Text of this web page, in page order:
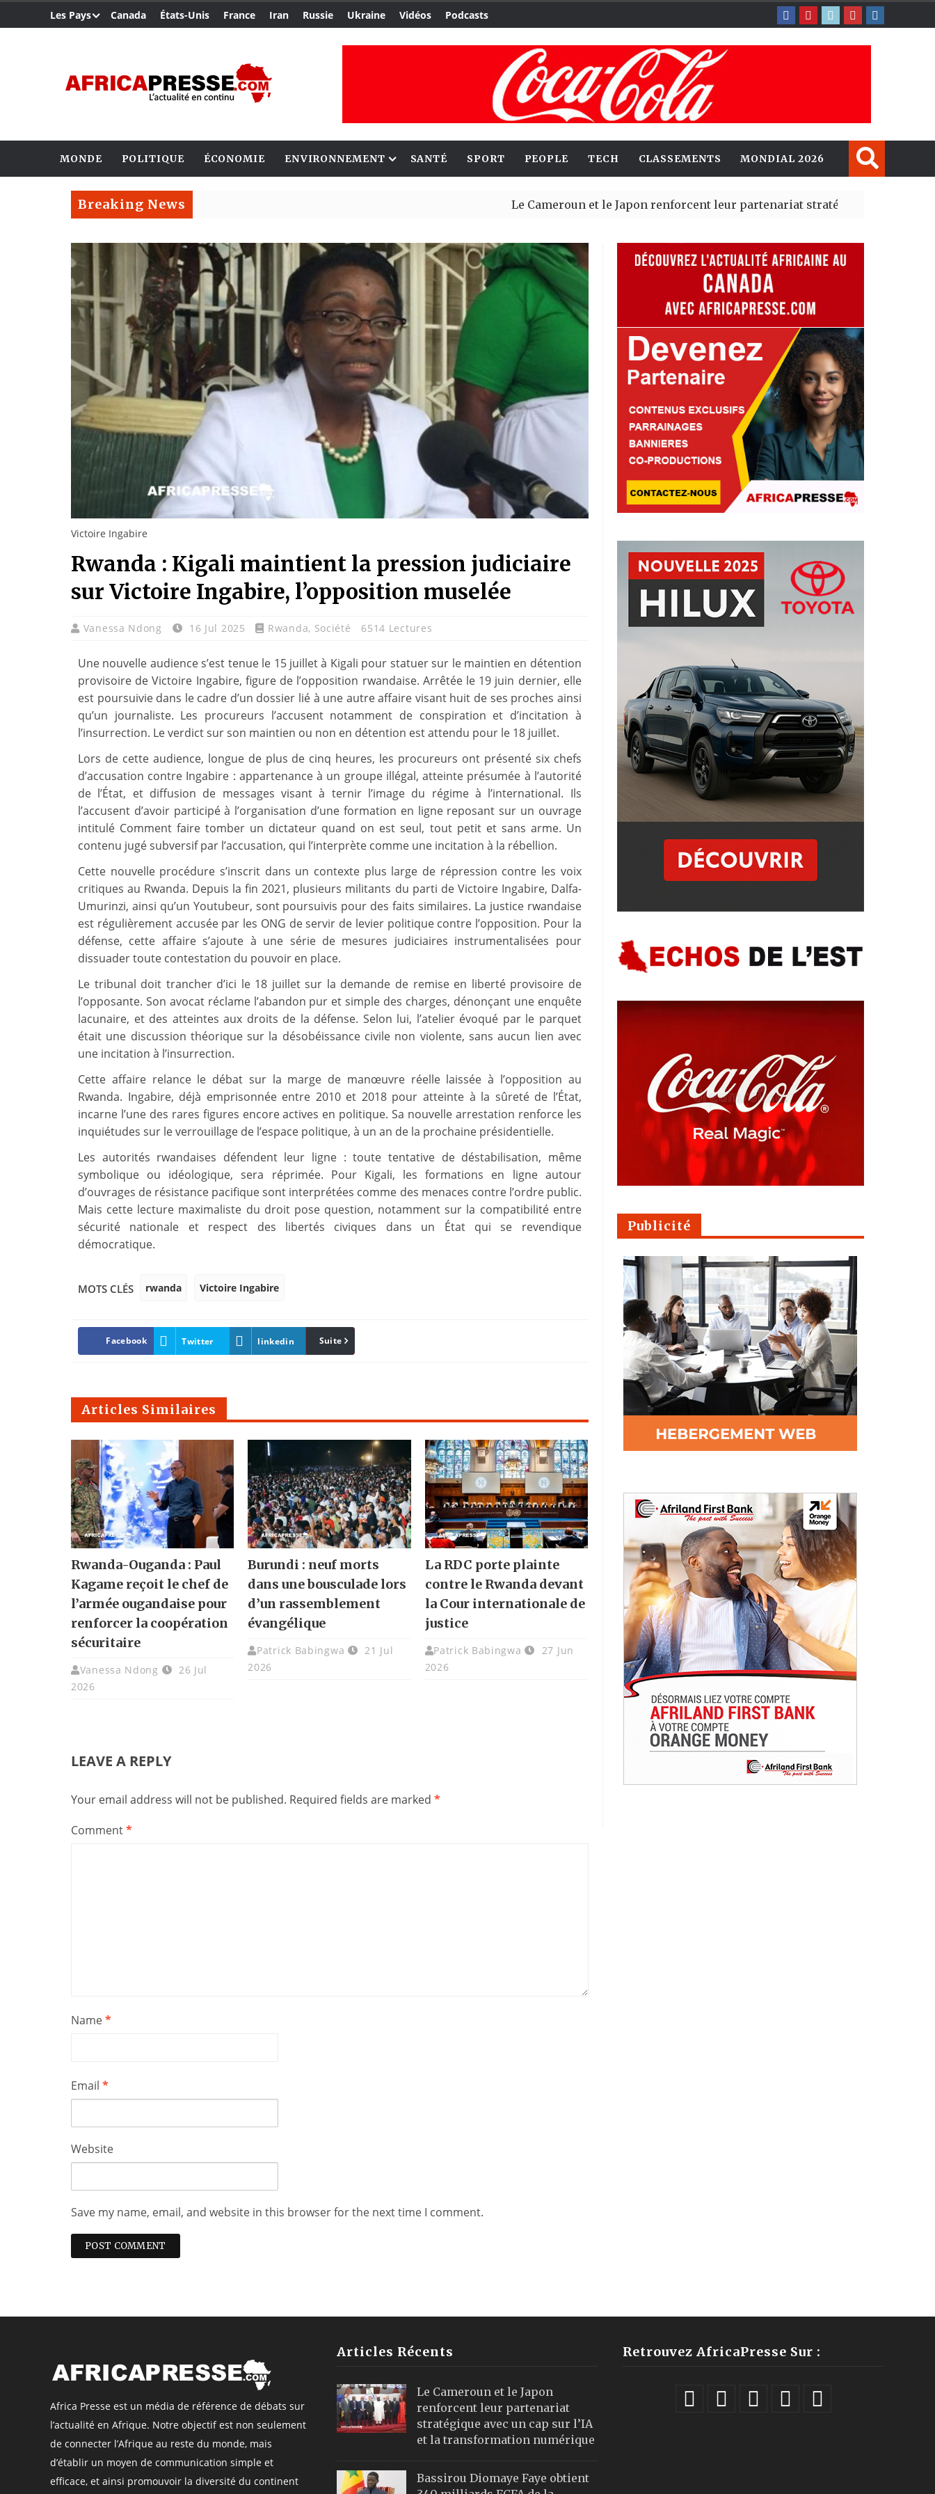
Les Pays Canada États-Unis France Iran Russie Ukraine Vidéos Podcasts
MONDE POLITIQUE ÉCONOMIE ENVIRONNEMENT SANTÉ SPORT PEOPLE TECH CLASSEMENTS MONDIAL 2026
Breaking News Le Cameroun et le Japon renforcent leur partenariat stratégique avec un cap sur
Victoire Ingabire
Rwanda : Kigali maintient la pression judiciaire
sur Victoire Ingabire, l’opposition muselée
Vanessa Ndong 16 Jul 2025 Rwanda, Société 6514 Lectures
Une nouvelle audience s’est tenue le 15 juillet à Kigali pour statuer sur le maintien en détention
provisoire de Victoire Ingabire, figure de l’opposition rwandaise. Arrêtée le 19 juin dernier, elle
est poursuivie dans le cadre d’un dossier lié à une autre affaire visant huit de ses proches ainsi
qu’un journaliste. Les procureurs l’accusent notamment de conspiration et d’incitation à
l’insurrection. Le verdict sur son maintien ou non en détention est attendu pour le 18 juillet.
Lors de cette audience, longue de plus de cinq heures, les procureurs ont présenté six chefs
d’accusation contre Ingabire : appartenance à un groupe illégal, atteinte présumée à l’autorité
de l’État, et diffusion de messages visant à ternir l’image du régime à l’international. Ils
l’accusent d’avoir participé à l’organisation d’une formation en ligne reposant sur un ouvrage
intitulé Comment faire tomber un dictateur quand on est seul, tout petit et sans arme. Un
contenu jugé subversif par l’accusation, qui l’interprète comme une incitation à la rébellion.
Cette nouvelle procédure s’inscrit dans un contexte plus large de répression contre les voix
critiques au Rwanda. Depuis la fin 2021, plusieurs militants du parti de Victoire Ingabire, Dalfa-
Umurinzi, ainsi qu’un Youtubeur, sont poursuivis pour des faits similaires. La justice rwandaise
est régulièrement accusée par les ONG de servir de levier politique contre l’opposition. Pour la
défense, cette affaire s’ajoute à une série de mesures judiciaires instrumentalisées pour
dissuader toute contestation du pouvoir en place.
Le tribunal doit trancher d’ici le 18 juillet sur la demande de remise en liberté provisoire de
l’opposante. Son avocat réclame l’abandon pur et simple des charges, dénonçant une enquête
lacunaire, et des atteintes aux droits de la défense. Selon lui, l’atelier évoqué par le parquet
était une discussion théorique sur la désobéissance civile non violente, sans aucun lien avec
une incitation à l’insurrection.
Cette affaire relance le débat sur la marge de manœuvre réelle laissée à l’opposition au
Rwanda. Ingabire, déjà emprisonnée entre 2010 et 2018 pour atteinte à la sûreté de l’État,
incarne l’une des rares figures encore actives en politique. Sa nouvelle arrestation renforce les
inquiétudes sur le verrouillage de l’espace politique, à un an de la prochaine présidentielle.
Les autorités rwandaises défendent leur ligne : toute tentative de déstabilisation, même
symbolique ou idéologique, sera réprimée. Pour Kigali, les formations en ligne autour
d’ouvrages de résistance pacifique sont interprétées comme des menaces contre l’ordre public.
Mais cette lecture maximaliste du droit pose question, notamment sur la compatibilité entre
sécurité nationale et respect des libertés civiques dans un État qui se revendique
démocratique.
MOTS CLÉS rwanda Victoire Ingabire
Facebook Twitter linkedin Pinterest
Suite
Articles Similaires
Rwanda-Ouganda : Paul
Kagame reçoit le chef de
l’armée ougandaise pour
renforcer la coopération
sécuritaire
Vanessa Ndong
26 Jul
2026
Burundi : neuf morts
dans une bousculade lors
d’un rassemblement
évangélique
Patrick Babingwa
21 Jul
2026
La RDC porte plainte
contre le Rwanda devant
la Cour internationale de
justice
Patrick Babingwa
27 Jun
2026
LEAVE A REPLY
Your email address will not be published. Required fields are marked *
Comment*
Name*
Email *
Website
Save my name, email, and website in this browser for the next time I comment.
Publicité
Africa Presse est un média de référence de débats sur
l’actualité en Afrique. Notre objectif est non seulement
de connecter l’Afrique au reste du monde, mais
d’établir un moyen de communication simple et
efficace, et ainsi promouvoir la diversité du continent
Articles Récents
Le Cameroun et le Japon
renforcent leur partenariat
stratégique avec un cap sur l’IA
et la transformation numérique
Bassirou Diomaye Faye obtient
Retrouvez AfricaPresse Sur :